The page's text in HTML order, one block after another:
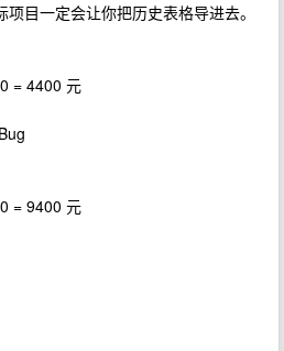
目一定会让你把历史表格导进去。
= 4400 元
= 9400 元